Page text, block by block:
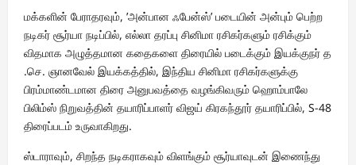
மக்களின் பேராதரவும், ’அன்பான ஃபேன்ஸ்’ படையின் அன்பும் பெற்ற
நடிகர் சூர்யா நடிப்பில், எல்லா தரப்பு சினிமா ரசிகர்களும் ரசிக்கும்
விதமாக அழுத்தமான கதைகளை திரையில் படைக்கும் இயக்குநர் த
.செ. ஞானவேல் இயக்கத்தில், இந்திய சினிமா ரசிகர்களுக்கு
பிரம்மாண்டமான திரை அனுபவத்தை வழங்கிவரும் ஹொம்பாலே
பிலிம்ஸ் நிறுவத்தின் தயாரிப்பாளர் விஜய் கிரகந்தூர் தயாரிப்பில், S-48
திரைப்படம் உருவாகிறது.
ஸ்டாராவும், சிறந்த நடிகராகவும் விளங்கும் சூர்யாவுடன் இணைந்து